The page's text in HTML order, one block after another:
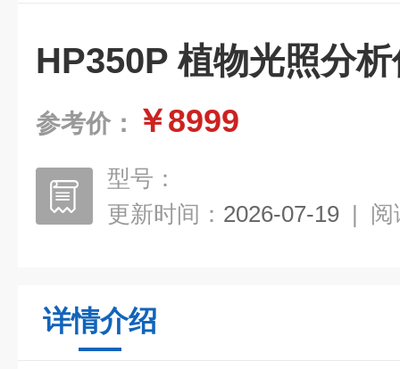
HP350P 植物光照分
参考价： ￥8999
型号：
更新时间： 2026-07-19 | 阅
详情介绍